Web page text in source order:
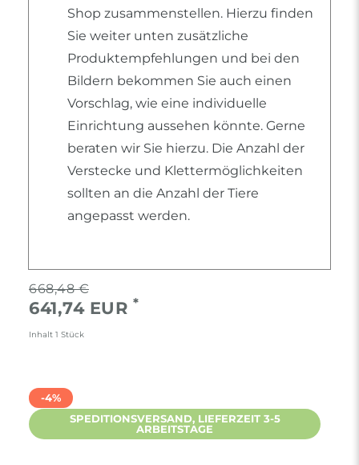
Shop zusammenstellen. Hierzu finden
Sie weiter unten zusätzliche
Produktempfehlungen und bei den
Bildern bekommen Sie auch einen
Vorschlag, wie eine individuelle
Einrichtung aussehen könnte. Gerne
beraten wir Sie hierzu. Die Anzahl der
Verstecke und Klettermöglichkeiten
sollten an die Anzahl der Tiere
angepasst werden.
668,48 €
641,74 EUR *
Inhalt 1 Stück
-4%
SPEDITIONSVERSAND, LIEFERZEIT 3-5
ARBEITSTAGE